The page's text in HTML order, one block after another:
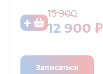
15 900
12 900 ₽
Записаться